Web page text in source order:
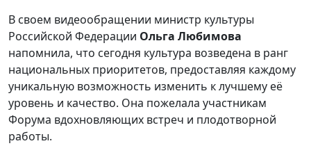
В своем видеообращении министр культуры
Российской Федерации Ольга Любимова
напомнила, что сегодня культура возведена в ранг
национальных приоритетов, предоставляя каждому
уникальную возможность изменить к лучшему её
уровень и качество. Она пожелала участникам
Форума вдохновляющих встреч и плодотворной
работы.